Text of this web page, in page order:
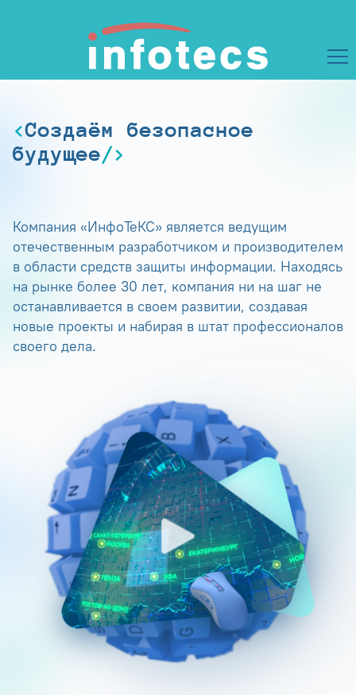
Создаём безопасное
будущее
Компания «ИнфоТеКС» является ведущим
отечественным разработчиком и производителем
в области средств защиты информации. Находясь
на рынке более 30 лет, компания ни на шаг не
останавливается в своем развитии, создавая
новые проекты и набирая в штат профессионалов
своего дела.